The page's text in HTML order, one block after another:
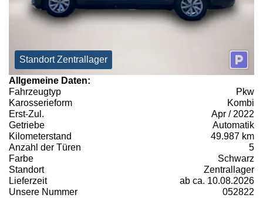
Standort Zentrallager
Allgemeine Daten:
Fahrzeugtyp
Pkw
Karosserieform
Kombi
Erst-Zul.
Apr / 2022
Getriebe
Automatik
Kilometerstand
49.987 km
Anzahl der Türen
5
Farbe
Schwarz
Standort
Zentrallager
Lieferzeit
ab ca. 10.08.2026
Unsere Nummer
052822